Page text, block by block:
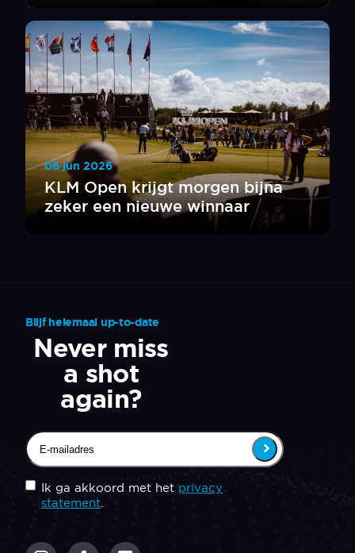
KLM Open krijgt morgen bijna
zeker een nieuwe winnaar
06 jun 2026
Blijf helemaal up-to-date
Never miss
a shot
again?
Email(Vereist)
Untitled (Vereist)
Ik ga akkoord met het privacy
statement.